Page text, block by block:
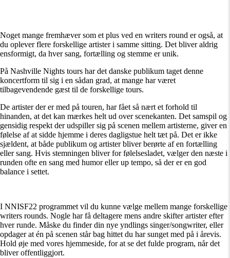
Noget mange fremhæver som et plus ved en writers round er også, at
du oplever flere forskellige artister i samme sitting. Det bliver aldrig
ensformigt, da hver sang, fortælling og stemme er unik.
På Nashville Nights tours har det danske publikum taget denne
koncertform til sig i en sådan grad, at mange har været
tilbagevendende gæst til de forskellige tours.
De artister der er med på touren, har fået så nært et forhold til
hinanden, at det kan mærkes helt ud over scenekanten. Det samspil og
gensidig respekt der udspiller sig på scenen mellem artisterne, giver en
følelse af at sidde hjemme i deres dagligstue helt tæt på. Det er ikke
sjældent, at både publikum og artister bliver berørte af en fortælling
eller sang. Hvis stemningen bliver for følelsesladet, vælger den næste i
runden ofte en sang med humor eller up tempo, så der er en god
balance i settet.
I NNISF22 programmet vil du kunne vælge mellem mange forskellige
writers rounds. Nogle har få deltagere mens andre skifter artister efter
hver runde. Måske du finder din nye yndlings singer/songwriter, eller
opdager at én på scenen står bag hittet du har sunget med på i årevis.
Hold øje med vores hjemmeside, for at se det fulde program, når det
bliver offentliggjort.